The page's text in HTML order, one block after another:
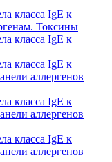
класса IgE к
Токсины
класса IgE к
класса IgE к
аллергенов
класса IgE к
аллергенов
класса IgE к
аллергенов